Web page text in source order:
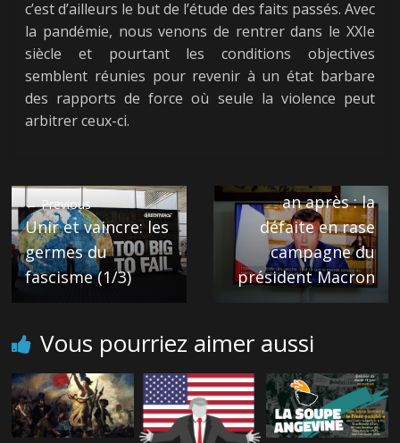
c’est d’ailleurs le but de l’étude des faits passés. Avec
la pandémie, nous venons de rentrer dans le XXIe
siècle et pourtant les conditions objectives
semblent réunies pour revenir à un état barbare
des rapports de force où seule la violence peut
arbitrer ceux-ci.
← Previous
Unir et vaincre: les
germes du
fascisme (1/3)
an après : la
défaite en rase
campagne du
président Macron
Vous pourriez aimer aussi